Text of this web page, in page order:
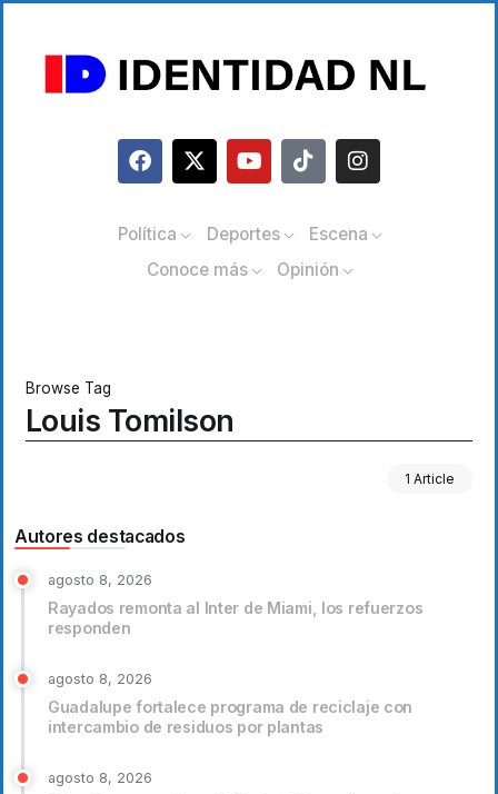
Política Deportes
Escena
Conoce más
Opinión
Browse Tag
Louis Tomilson
1 Article
Autores destacados
agosto 8, 2026
Rayados remonta al Inter de Miami, los refuerzos
responden
agosto 8, 2026
Guadalupe fortalece programa de reciclaje con
intercambio de residuos por plantas
agosto 8, 2026